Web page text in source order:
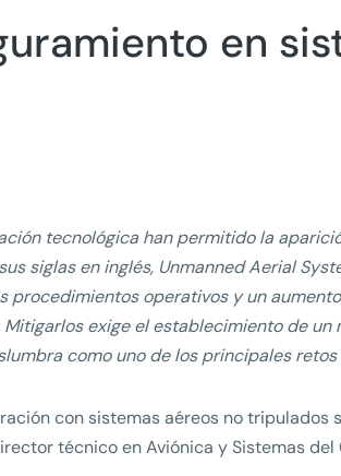
en
tecnológica han permitido la
siglas en inglés, Unmanned Aerial
procedimientos operativos y un
exige el establecimiento de
como uno de los principales
con sistemas aéreos no tripulados
técnico en Aviónica y Sistemas del